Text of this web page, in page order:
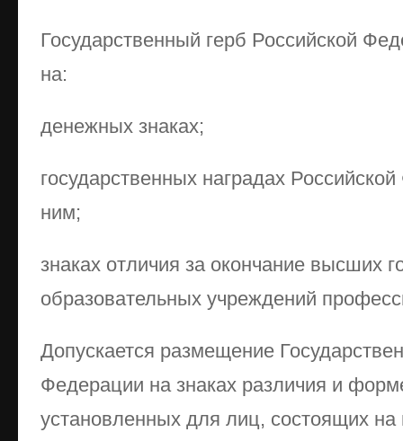
Государственный герб Российской
на:
денежных знаках;
государственных наградах
ним;
знаках отличия за окончание высших
образовательных учреждений
Допускается размещение
Федерации на знаках различия и
установленных для лиц, состоящих на